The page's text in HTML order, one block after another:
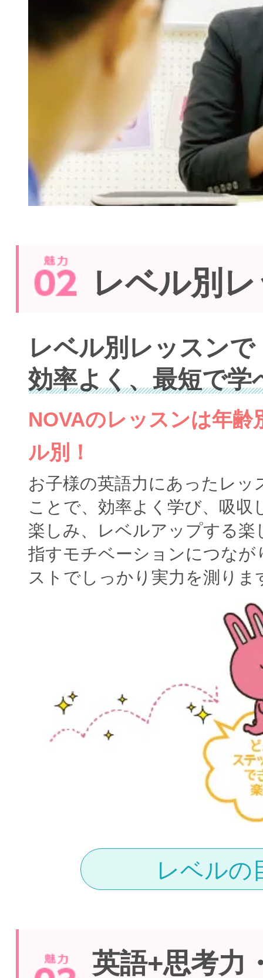
レベル別
レベル別レッスンで
効率よく、最短で学
NOVAのレッスンは年齢
ル別！
お子様の英語力にあったレッ
ことで、効率よく学び、吸収
楽しみ、レベルアップする楽
指すモチベーションにつなが
ストでしっかり実力を測りま
レベルの
英語+思考力